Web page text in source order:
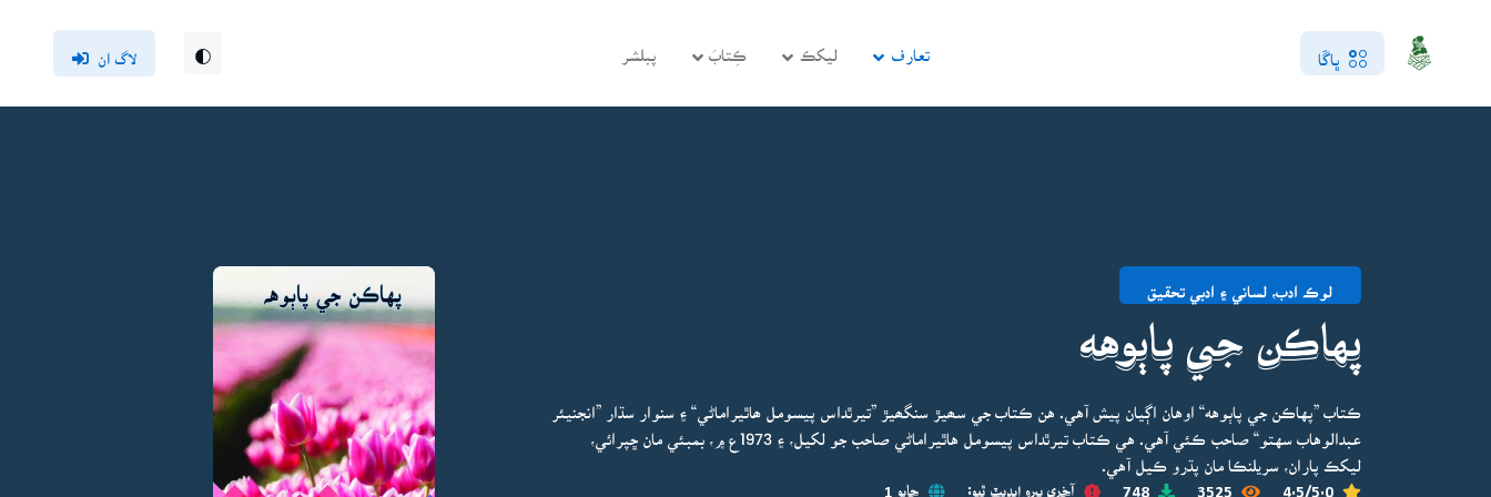
ڀاڱا تعارف ليکڪ ڪِتابَ پبلشر لاگ ان
لوڪ ادب، لساني ۽ ادبي تحقيق
پهاڪن جي پاٻوهه
ڪتاب ”پهاڪن جي پاٻوهه“ اوهان اڳيان پيش آهي. هن ڪتاب جي سھيڙ سنگھيڙ ”تيرٿداس پيسومل ھاٿيراماڻي“ ۽ سنوار سڌار ”انجنيئر
عبدالوهاب سهتو“ صاحب ڪئي آهي. هي ڪتاب تيرٿداس پيسومل هاٿيراماڻي صاحب جو لکيل، ۽ 1973ع ۾، بمبئي مان ڇپرائي،
ليکڪ پاران، سريلنڪا مان پڌرو ڪيل آهي.